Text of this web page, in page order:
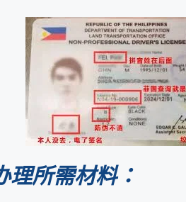
理所需材料：